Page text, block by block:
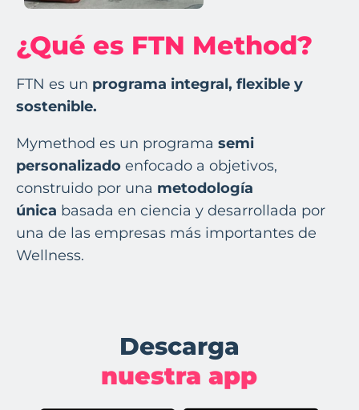
¿Qué es FTN Method?
FTN es un programa integral, flexible y
sostenible.
Mymethod es un programa semi
personalizado enfocado a objetivos,
construido por una metodología
única basada en ciencia y desarrollada por
una de las empresas más importantes de
Wellness.
Descarga
nuestra app